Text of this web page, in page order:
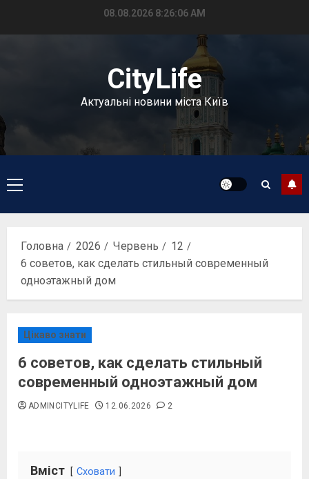
08.08.2026 8:26:07 AM
CityLife
Актуальні новини міста Київ
Головне
меню
Головна 2026 Червень
12
6 советов, как сделать стильный современный
одноэтажный дом
Цікаво знати
6 советов, как сделать стильный
современный одноэтажный дом
ADMINCITYLIFE 12.06.2026 2
Вміст Сховати